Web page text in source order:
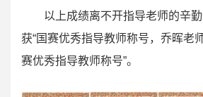
以上成绩离不开指导老师的辛
获“国赛优秀指导教师称号，乔晖老
赛优秀指导教师称号”。